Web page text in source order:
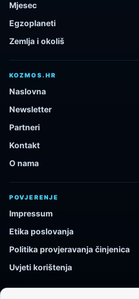
Mjesec
Egzoplaneti
Zemlja i okoliš
KOZMOS.HR
Naslovna
Newsletter
Partneri
Kontakt
O nama
POVJERENJE
Impressum
Etika poslovanja
Politika provjeravanja činjenica
Uvjeti korištenja